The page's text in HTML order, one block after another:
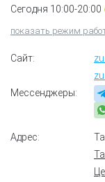
Сегодня 10:00-20:00
показать режим
Сайт:
Мессенджеры:
Адрес: